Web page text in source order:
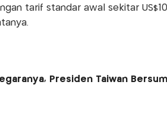
tarif standar awal sekitar
Presiden Taiwan